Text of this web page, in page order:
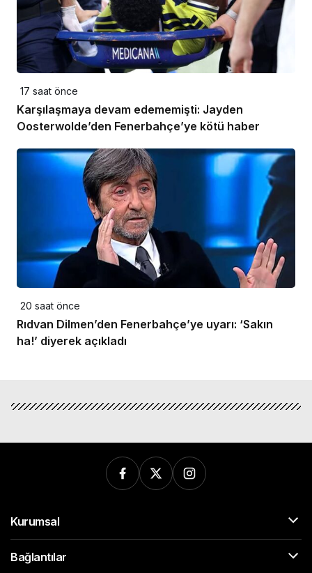
17 saat önce
Karşılaşmaya devam edememişti: Jayden
Oosterwolde’den Fenerbahçe’ye kötü haber
20 saat önce
Rıdvan Dilmen’den Fenerbahçe’ye uyarı: ‘Sakın
ha!’ diyerek açıkladı
Kurumsal
Bağlantılar